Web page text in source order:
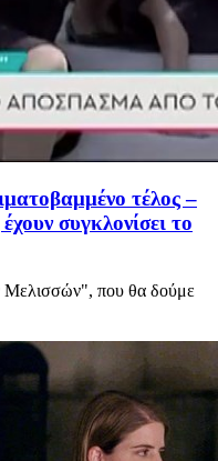
τέλος –
συγκλονίσει το
Μελισσών", που θα δούμε